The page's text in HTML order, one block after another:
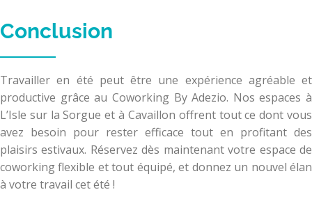
Conclusion
Travailler en été peut être une expérience agréable et
productive grâce au Coworking By Adezio. Nos espaces à
L’Isle sur la Sorgue et à Cavaillon offrent tout ce dont vous
avez besoin pour rester efficace tout en profitant des
plaisirs estivaux. Réservez dès maintenant votre espace de
coworking flexible et tout équipé, et donnez un nouvel élan
à votre travail cet été !